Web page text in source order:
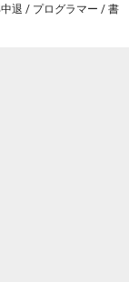
退 / プログラマー / 書